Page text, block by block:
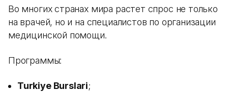
Во многих странах мира растет спрос не только
на врачей, но и на специалистов по организации
медицинской помощи.
Программы:
Turkiye Burslari;